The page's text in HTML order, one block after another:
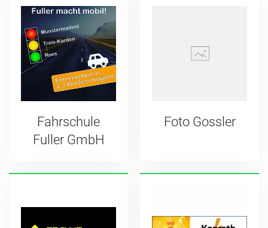
Fahrschule
Fuller GmbH
Foto Gossler